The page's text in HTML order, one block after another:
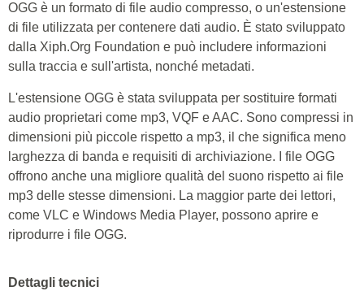
OGG è un formato di file audio compresso, o un'estensione
di file utilizzata per contenere dati audio. È stato sviluppato
dalla Xiph.Org Foundation e può includere informazioni
sulla traccia e sull'artista, nonché metadati.
L'estensione OGG è stata sviluppata per sostituire formati
audio proprietari come mp3, VQF e AAC. Sono compressi in
dimensioni più piccole rispetto a mp3, il che significa meno
larghezza di banda e requisiti di archiviazione. I file OGG
offrono anche una migliore qualità del suono rispetto ai file
mp3 delle stesse dimensioni. La maggior parte dei lettori,
come VLC e Windows Media Player, possono aprire e
riprodurre i file OGG.
Dettagli tecnici